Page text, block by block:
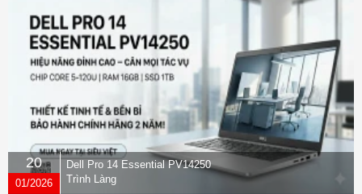
20
01/2026
Dell Pro 14 Essential PV14250
Trình Làng